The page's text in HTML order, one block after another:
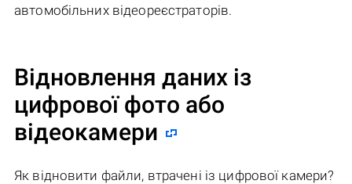
автомобільних відеореєстраторів.
Відновлення даних із
цифрової фото або
відеокамери
Як відновити файли, втрачені із цифрової камери?